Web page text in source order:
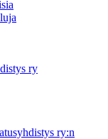
ry
ry:n